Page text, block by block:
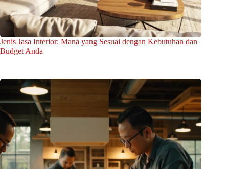
Jenis Jasa Interior: Mana yang Sesuai dengan Kebutuhan dan
Budget Anda